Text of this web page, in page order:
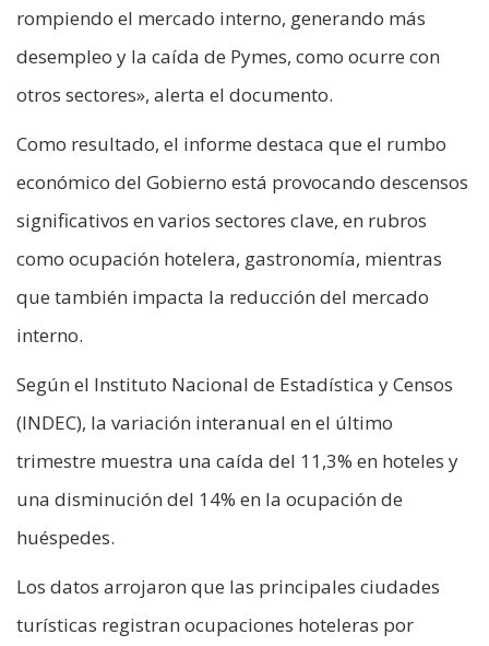
rompiendo el mercado interno, generando más
desempleo y la caída de Pymes, como ocurre con
otros sectores», alerta el documento.
Como resultado, el informe destaca que el rumbo
económico del Gobierno está provocando descensos
significativos en varios sectores clave, en rubros
como ocupación hotelera, gastronomía, mientras
que también impacta la reducción del mercado
interno.
Según el Instituto Nacional de Estadística y Censos
(INDEC), la variación interanual en el último
trimestre muestra una caída del 11,3% en hoteles y
una disminución del 14% en la ocupación de
huéspedes.
Los datos arrojaron que las principales ciudades
turísticas registran ocupaciones hoteleras por